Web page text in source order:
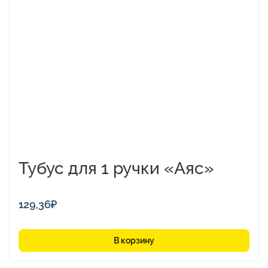
Тубус для 1 ручки «Аяс»
129,36₽
В корзину